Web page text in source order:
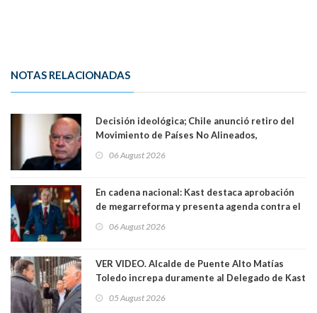
NOTAS RELACIONADAS
Decisión ideológica; Chile anunció retiro del
Movimiento de Países No Alineados,
organización de la que formaba parte desde
1971. Excanciller Insulza lamentó decisión
06 August 2026
En cadena nacional: Kast destaca aprobación
de megarreforma y presenta agenda contra el
Crimen Organizado y el Terrorismo
06 August 2026
VER VIDEO. Alcalde de Puente Alto Matías
Toledo increpa duramente al Delegado de Kast
Germán Codina por crisis de seguridad. "El
delegado nuevamente arrancando"
05 August 2026